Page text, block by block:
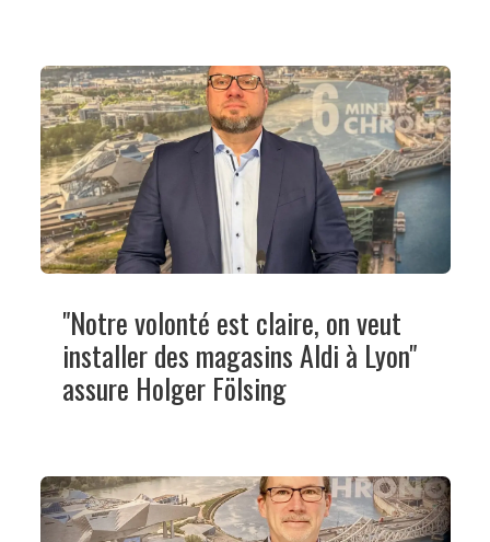
"Notre volonté est claire, on veut
installer des magasins Aldi à Lyon"
assure Holger Fölsing